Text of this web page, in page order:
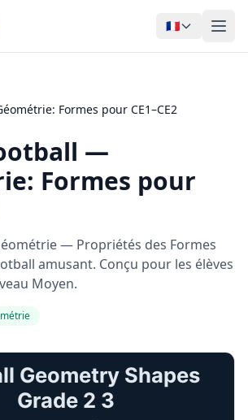
🇫🇷
Formes pour CE1–CE2
—
Formes pour
— Propriétés des Formes
amusant. Conçu pour les élèves
Moyen.